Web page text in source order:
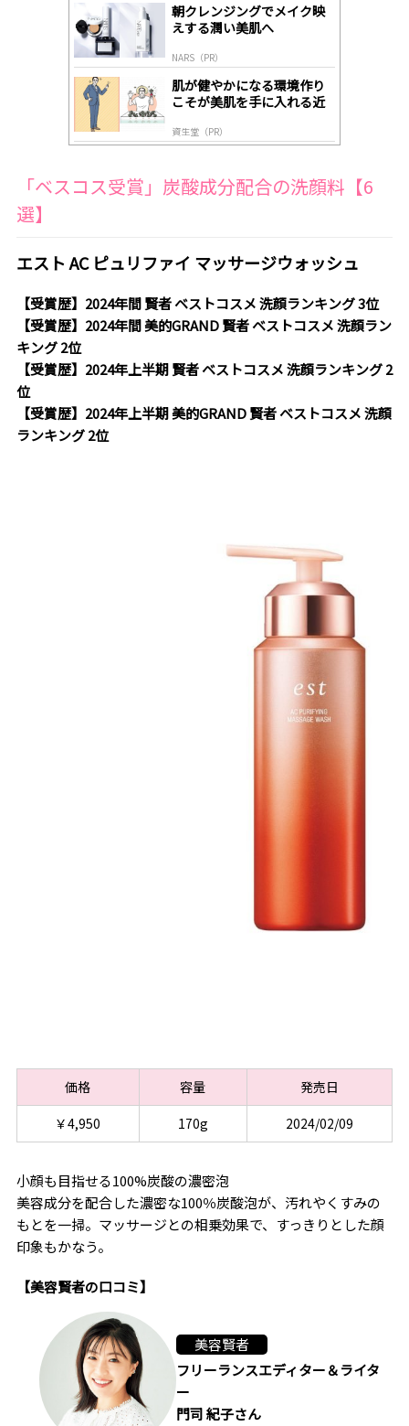
朝クレンジングでメイク映
えする潤い美肌へ
NARS（PR）
肌が健やかになる環境作り
こそが美肌を手に入れる近
資生堂（PR）
「ベスコス受賞」炭酸成分配合の洗顔料【6
選】
エスト AC ピュリファイ マッサージウォッシュ
【受賞歴】2024年間 賢者 ベストコスメ 洗顔ランキング 3位
【受賞歴】2024年間 美的GRAND 賢者 ベストコスメ 洗顔ラン
キング 2位
【受賞歴】2024年上半期 賢者 ベストコスメ 洗顔ランキング 2
位
【受賞歴】2024年上半期 美的GRAND 賢者 ベストコスメ 洗顔
ランキング 2位
価格 容量
発売日
￥4,950
170g 2024/02/09
小顔も目指せる100%炭酸の濃密泡
美容成分を配合した濃密な100％炭酸泡が、汚れやくすみの
もとを一掃。マッサージとの相乗効果で、すっきりとした顔
印象もかなう。
【美容賢者の口コミ】
美容賢者
フリーランスエディター＆ライタ
ー
門司 紀子さん